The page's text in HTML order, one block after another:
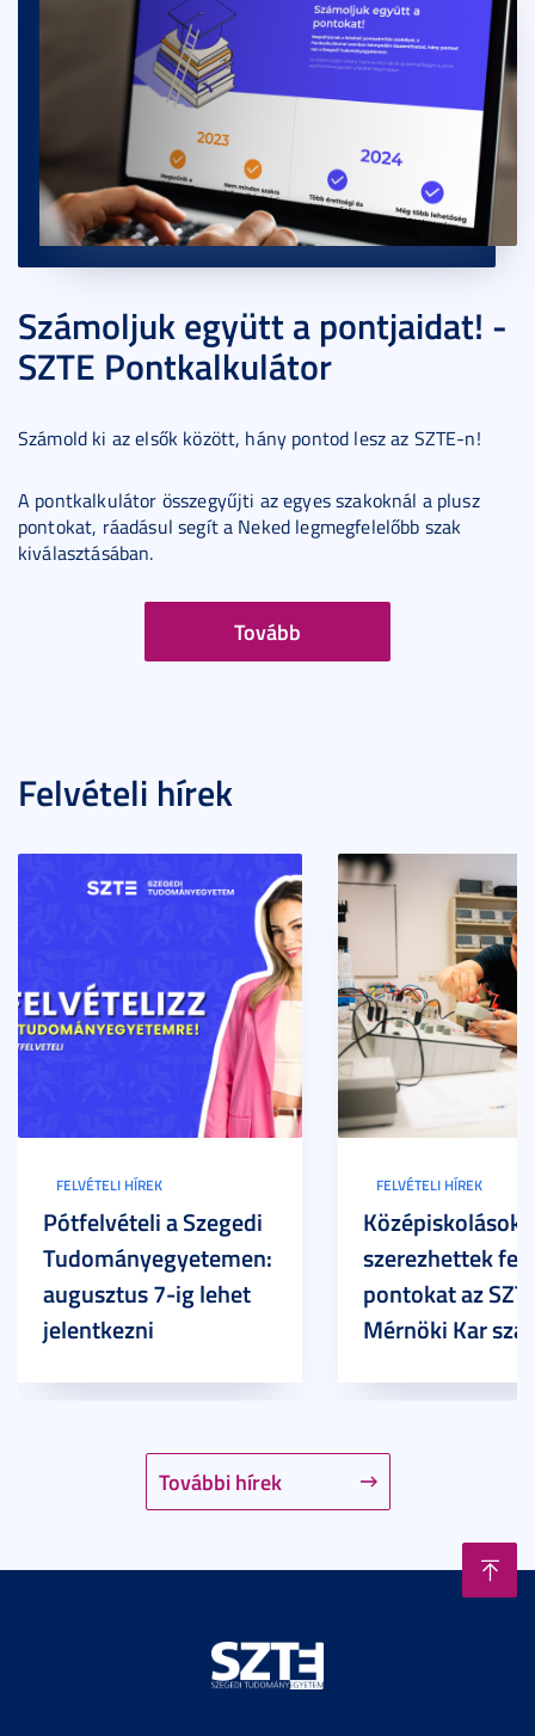
Számoljuk együtt a pontjaidat! -
SZTE Pontkalkulátor
Számold ki az elsők között, hány pontod lesz az SZTE-n!
A pontkalkulátor összegyűjti az egyes szakoknál a plusz
pontokat, ráadásul segít a Neked legmegfelelőbb szak
kiválasztásában.
Tovább
Felvételi hírek
További hírek
FELVÉTELI HÍREK
Pótfelvételi a Szegedi
Tudományegyetemen:
augusztus 7-ig lehet
jelentkezni
FELVÉTELI HÍREK
Középiskolások
szerezhettek
pontokat az
Mérnöki Kar